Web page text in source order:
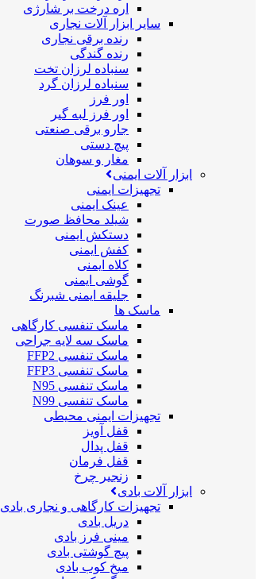
اره درخت بر شارژی
سایر ابزار آلات نجاری
رنده برقی نجاری
رنده گندگی
سنباده لرزان تخت
سنباده لرزان گرد
اور فرز
اور فرز لبه گیر
جارو برقی صنعتی
پیچ دستی
مغار و سوهان
ابزار آلات ایمنی
تجهیزات ایمنی
عینک ایمنی
شیلد محافظ صورت
دستکش ایمنی
کفش ایمنی
کلاه ایمنی
گوشی ایمنی
جلیقه ایمنی شبرنگ
ماسک ها
ماسک تنفسی کارگاهی
ماسک سه لایه جراحی
ماسک تنفسی FFP2
ماسک تنفسی FFP3
ماسک تنفسی N95
ماسک تنفسی N99
تجهیزات ایمنی محیطی
قفل آویز
قفل پدال
قفل فرمان
زنجیر چرخ
ابزار آلات بادی
تجهیزات کارگاهی و نجاری بادی
دریل بادی
مینی فرز بادی
پیچ گوشتی بادی
میخ کوب بادی